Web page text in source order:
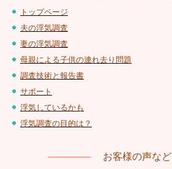
トップページ
夫の浮気調査
妻の浮気調査
母親による子供の連れ去り問題
調査技術と報告書
サポート
浮気しているかも
浮気調査の目的は？
お客様の声など